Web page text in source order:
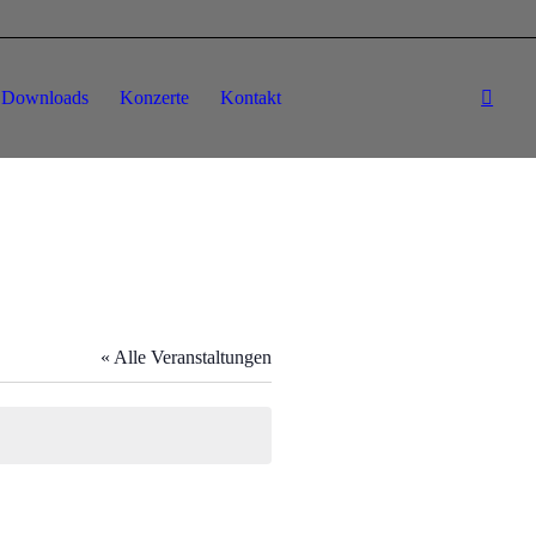
Downloads Konzerte Kontakt
« Alle Veranstaltungen